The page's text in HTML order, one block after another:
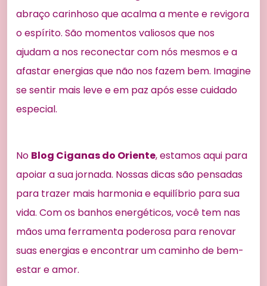
abraço carinhoso que acalma a mente e revigora
o espírito. São momentos valiosos que nos
ajudam a nos reconectar com nós mesmos e a
afastar energias que não nos fazem bem. Imagine
se sentir mais leve e em paz após esse cuidado
especial.
No Blog Ciganas do Oriente, estamos aqui para
apoiar a sua jornada. Nossas dicas são pensadas
para trazer mais harmonia e equilíbrio para sua
vida. Com os banhos energéticos, você tem nas
mãos uma ferramenta poderosa para renovar
suas energias e encontrar um caminho de bem-
estar e amor.